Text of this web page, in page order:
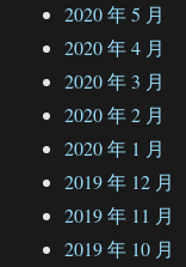
2020 年 5 月
2020 年 4 月
2020 年 3 月
2020 年 2 月
2020 年 1 月
2019 年 12 月
2019 年 11 月
2019 年 10 月